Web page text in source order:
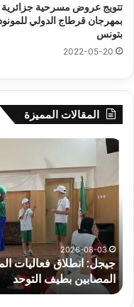
تتويج عروض مسرحية جزائرية
بمهرجان قرطاج الدولي
بتونس
2022-05-20
المقالات المميزة
جيجل:
المخيم
لفائدة
الأطفال
المصابين
بطيف
التوحد
2026-08-03
جيجل: انطلاق فعاليات
المصابين بطيف التوحد